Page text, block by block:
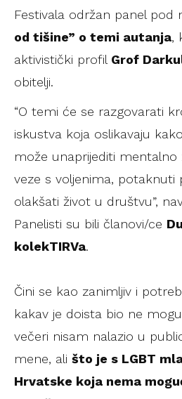
Festivala održan panel pod
od tišine” o temi autanja,
aktivistički profil Grof
obitelji.
“O temi će se razgovarati
iskustva koja oslikavaju
može unaprijediti mentalno
veze s voljenima, potaknuti
olakšati život u društvu”,
Panelisti su bili članovi/ce
kolekTIRVa.
Čini se kao zanimljiv i
kakav je doista bio ne
večeri nisam nalazio u
mene, ali što je s LGBT
Hrvatske koja nema